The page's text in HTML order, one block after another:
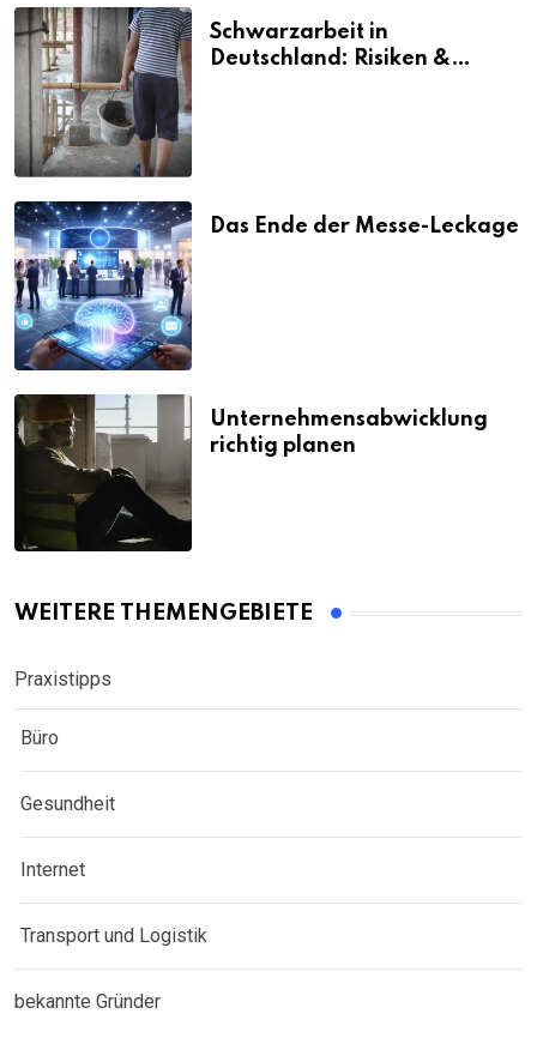
Schwarzarbeit in
Deutschland: Risiken &
Das Ende der Messe-Leckage
Unternehmensabwicklung
richtig planen
WEITERE THEMENGEBIETE
Praxistipps
Büro
Gesundheit
Internet
Transport und Logistik
bekannte Gründer